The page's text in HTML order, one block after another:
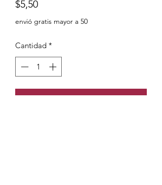
$5,50Precio
envió gratis mayor a 50
Cantidad *
Agregar al carrito